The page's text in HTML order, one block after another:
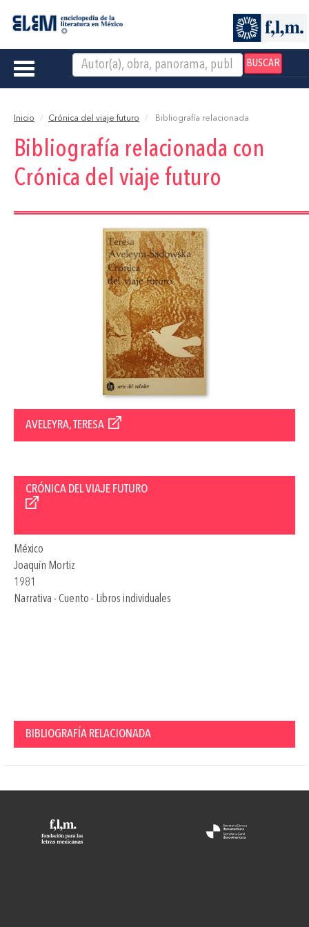
BUSCAR
Toggle
Inicio Crónica del viaje futuro Bibliografía relacionada
Bibliografía relacionada con
Crónica del viaje futuro
AVELEYRA, TERESA
CRÓNICA DEL VIAJE FUTURO
México
Joaquín Mortiz
1981
Narrativa - Cuento - Libros individuales
BIBLIOGRAFÍA RELACIONADA